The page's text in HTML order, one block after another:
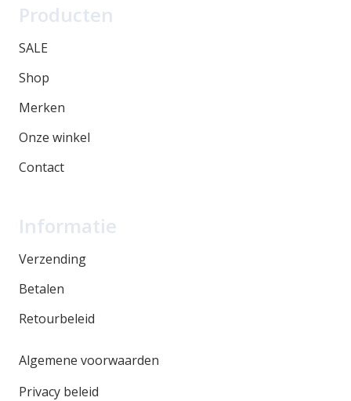
Producten
SALE
Shop
Merken
Onze winkel
Contact
Informatie
Verzending
Betalen
Retourbeleid
Algemene voorwaarden
Privacy beleid